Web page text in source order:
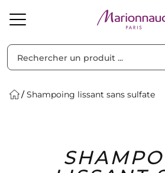
Homme Marques
Shampoing lissant sans sulfate